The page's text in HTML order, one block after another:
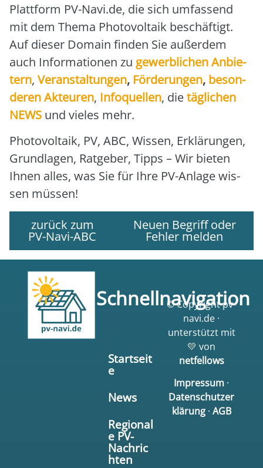
Platt­form PV-Navi.de, die sich umfas­send
mit dem The­ma Pho­to­vol­ta­ik beschäf­tigt.
Auf die­ser Domain fin­den Sie außer­dem
auch Infor­ma­tio­nen zu gewerb­li­chen Anbie­
tern, Ver­an­stal­tun­gen, För­de­run­gen, beson­
de­ren Akteu­ren, Info­quel­len, dietäg­li­chen
NEWS und vie­les mehr.
Pho­to­vol­ta­ik, PV, ABC, Wis­sen, Erklä­run­gen,
Grund­la­gen, Rat­ge­ber, Tipps – Wir bie­ten
Ihnen alles, was Sie für Ihre PV-Anla­ge wis­
sen müs­sen!
zurück zum
PV-Navi-ABC
Neuen Begriff oder
Fehler melden
Schnellnavigation
Startseit
e
News
Regional
e PV-
Nachric
hten
© Copyright pv-
navi.de ·
unterstützt mit
💛 von
netfellows
Impressum ·
Datenschutzer
klärung· AGB